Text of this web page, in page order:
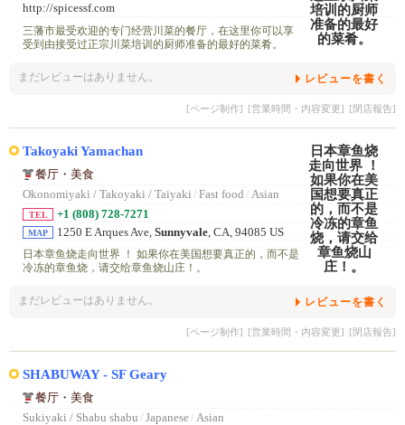
http://spicessf.com
三藩市最受欢迎的专门经营川菜的餐厅，在这里你可以享
受到由接受过正宗川菜培训的厨师准备的最好的菜肴。
まだレビューはありません。 レビューを書く
[ページ制作] [営業時間・内容変更] [閉店報告]
Takoyaki Yamachan
餐厅・美食
Okonomiyaki / Takoyaki / Taiyaki / Fast food / Asian
TEL +1 (808) 728-7271
MAP 1250 E Arques Ave, Sunnyvale , CA, 94085 US
日本章鱼烧走向世界 ！ 如果你在美国想要真正的，而不是
冷冻的章鱼烧，请交给章鱼烧山庄！。
まだレビューはありません。 レビューを書く
[ページ制作] [営業時間・内容変更] [閉店報告]
SHABUWAY - SF Geary
餐厅・美食
Sukiyaki / Shabu shabu / Japanese/ Asian